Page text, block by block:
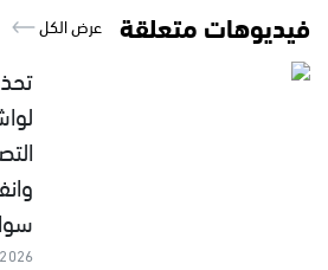
فيديوهات متعلقة عرض الكل